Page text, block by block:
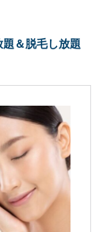
＆脱毛し放題